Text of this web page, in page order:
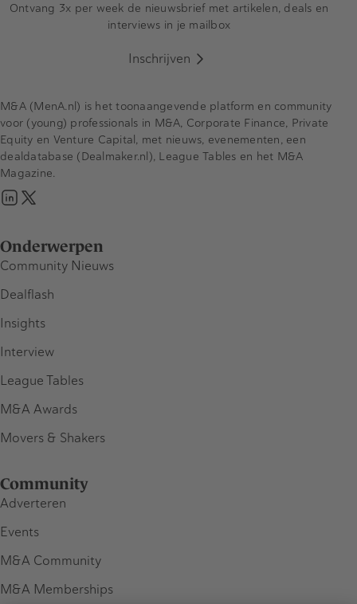
Ontvang 3x per week de nieuwsbrief met artikelen, deals en
interviews in je mailbox
Inschrijven
Onderwerpen
Community Nieuws
Dealflash
Insights
Interview
League Tables
M&A Awards
Movers & Shakers
Community
Adverteren
Events
M&A Community
M&A Memberships
M&A (MenA.nl) is het toonaangevende platform en community
voor (young) professionals in M&A, Corporate Finance, Private
Equity en Venture Capital, met nieuws, evenementen, een
dealdatabase (Dealmaker.nl), League Tables en het M&A
Magazine.